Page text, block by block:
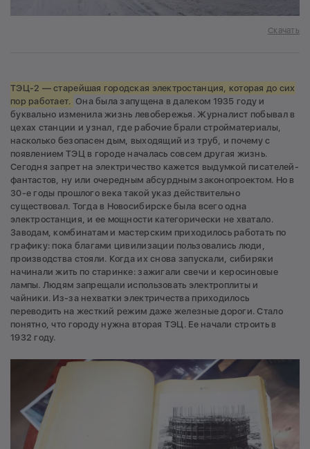
Скачать
ТЭЦ-2 — старейшая городская электростанция, которая до сих
пор работает. Она была запущена в далеком 1935 году и
буквально изменила жизнь левобережья. Журналист побывал в
цехах станции и узнал, где рабочие брали стройматериалы,
насколько безопасен дым, выходящий из труб, и почему с
появлением ТЭЦ в городе началась совсем другая жизнь.
Сегодня запрет на электричество кажется выдумкой писателей-
фантастов, ну или очередным абсурдным законопроектом. Но в
30-е годы прошлого века такой указ действительно
существовал. Тогда в Новосибирске была всего одна
электростанция, и ее мощности категорически не хватало.
Заводам, комбинатам и мастерским приходилось работать по
графику: пока благами цивилизации пользовались люди,
производства стояли. Когда их снова запускали, сибиряки
начинали жить по старинке: зажигали свечи и керосиновые
лампы. Людям запрещали использовать электроплиты и
чайники. Из-за нехватки электричества приходилось
переводить на жесткий режим даже железные дороги. Стало
понятно, что городу нужна вторая ТЭЦ. Ее начали строить в
1932 году.